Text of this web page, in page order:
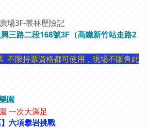
場3F-叢林歷險記
三路二段168號3F（高鐵新竹站走路2
不限持票資格都可使用，現場不販售此
園
一次大滿足
六項攀岩挑戰